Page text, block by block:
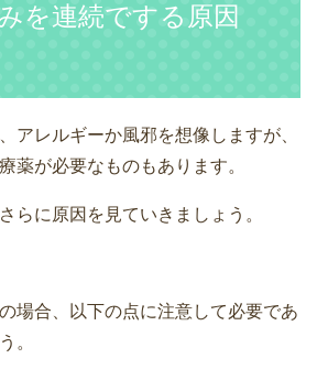
を連続でする原因
アレルギーか風邪を想像しますが、
薬が必要なものもあります。
らに原因を見ていきましょう。
場合、以下の点に注意して必要であ
。